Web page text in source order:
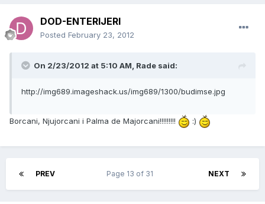
DOD-ENTERIJERI
Posted February 23, 2012
On 2/23/2012 at 5:10 AM, Rade said:
http://img689.imageshack.us/img689/1300/budimse.jpg
Borcani, Njujorcani i Palma de Majorcani!!!!!!!!! :)
PREV NEXT
Page 13 of 31